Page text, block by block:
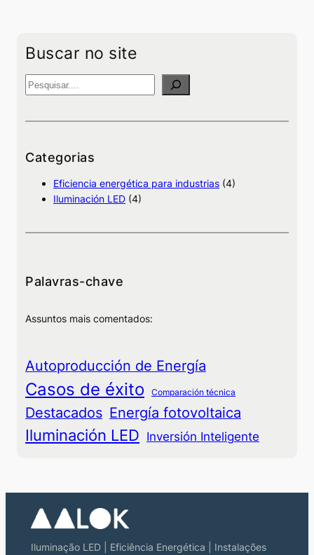
Buscar no site
P
s
u
Categorias
Eficiencia energética para industrias (4)
Iluminación LED (4)
Palavras-chave
Assuntos mais comentados:
Autoproducción de Energía
Casos de éxito Comparación técnica
Destacados Energía fotovoltaica
Iluminación LED Inversión Inteligente
Iluminação LED | Eficiência Energética | Instalações